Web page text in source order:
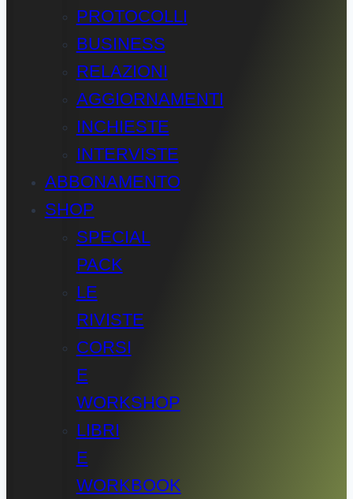
PROTOCOLLI
BUSINESS
RELAZIONI
AGGIORNAMENTI
INCHIESTE
INTERVISTE
ABBONAMENTO
SHOP
SPECIAL
PACK
LE
RIVISTE
CORSI
E
WORKSHOP
LIBRI
E
WORKBOOK